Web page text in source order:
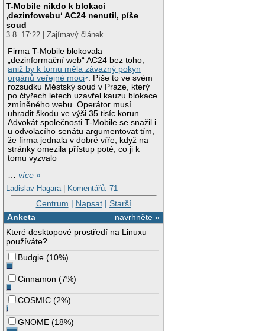
T-Mobile nikdo k blokaci
‚dezinfowebu‘ AC24 nenutil, píše
soud
3.8. 17:22 | Zajímavý článek
Firma T-Mobile blokovala
„dezinformační web“ AC24 bez toho,
aniž by k tomu měla závazný pokyn
orgánů veřejné moci . Píše to ve svém
rozsudku Městský soud v Praze, který
po čtyřech letech uzavřel kauzu blokace
zmíněného webu. Operátor musí
uhradit škodu ve výši 35 tisíc korun.
Advokát společnosti T-Mobile se snažil i
u odvolacího senátu argumentovat tím,
že firma jednala v dobré víře, když na
stránky omezila přístup poté, co ji k
tomu vyzvalo
…více »
Ladislav Hagara | Komentářů: 71
Centrum | Napsat| Starší
navrhněte »
Anketa
Které desktopové prostředí na Linuxu
používáte?
Budgie (10%)
Cinnamon (7%)
COSMIC (2%)
GNOME (18%)